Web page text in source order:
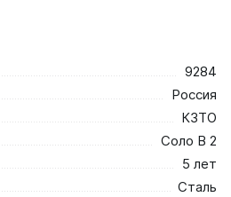
9284
Россия
КЗТО
Соло В 2
5 лет
Сталь